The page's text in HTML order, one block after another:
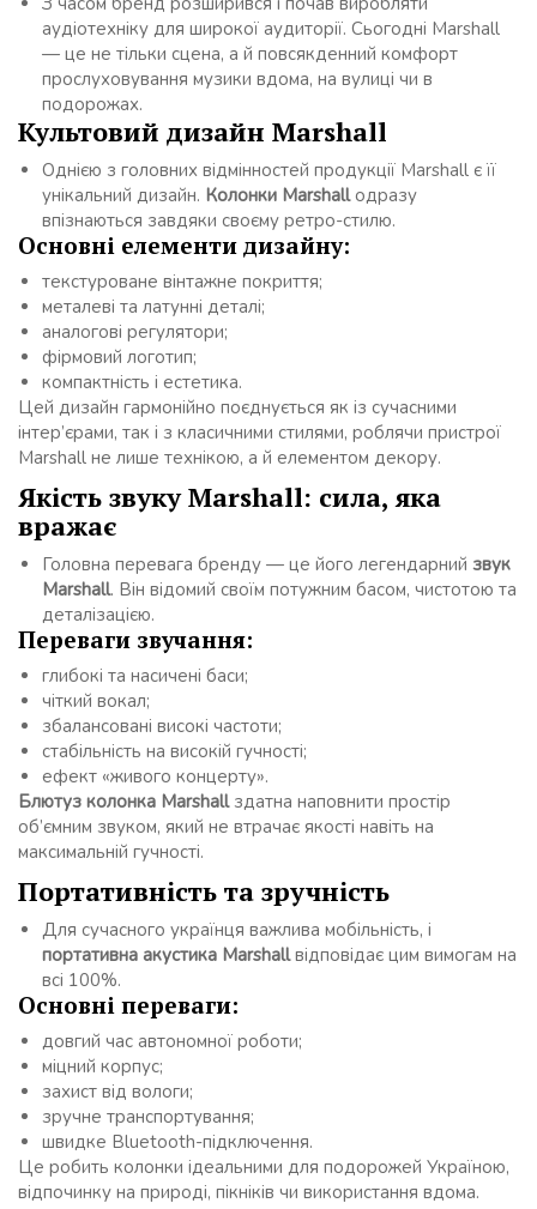
аудіотехніку для широкої аудиторії. Сьогодні Marshall
— це не тільки сцена, а й повсякденний комфорт
прослуховування музики вдома, на вулиці чи в
подорожах.
Культовий дизайн Marshall
Однією з головних відмінностей продукції Marshall є її
унікальний дизайн. Колонки Marshallодразу
впізнаються завдяки своєму ретро-стилю.
Основні елементи дизайну:
текстуроване вінтажне покриття;
металеві та латунні деталі;
аналогові регулятори;
фірмовий логотип;
компактність і естетика.
Цей дизайн гармонійно поєднується як із сучасними
інтер’єрами, так і з класичними стилями, роблячи пристрої
Marshall не лише технікою, а й елементом декору.
Якість звуку Marshall: сила, яка
вражає
Головна перевага бренду — це його легендарний звук
Marshall. Він відомий своїм потужним басом, чистотою та
деталізацією.
Переваги звучання:
глибокі та насичені баси;
чіткий вокал;
збалансовані високі частоти;
стабільність на високій гучності;
ефект «живого концерту».
Блютуз колонка Marshallздатна наповнити простір
об’ємним звуком, який не втрачає якості навіть на
максимальній гучності.
Портативність та зручність
Для сучасного українця важлива мобільність, і
портативна акустика Marshallвідповідає цим вимогам на
всі 100%.
Основні переваги:
довгий час автономної роботи;
міцний корпус;
захист від вологи;
зручне транспортування;
швидке Bluetooth-підключення.
Це робить колонки ідеальними для подорожей Україною,
відпочинку на природі, пікніків чи використання вдома.